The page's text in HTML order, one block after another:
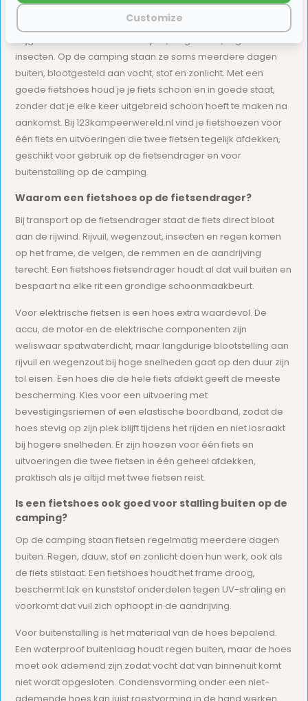
Een fietshoes beschermt je fiets tijdens transport op de
fietsendrager en bij stalling buiten op de camping. Onderweg
krijgen fietsen te maken met rijvuil, wegenzout, regen en
insecten. Op de camping staan ze soms meerdere dagen
buiten, blootgesteld aan vocht, stof en zonlicht. Met een
goede fietshoes houd je je fiets schoon en in goede staat,
zonder dat je elke keer uitgebreid schoon hoeft te maken na
aankomst. Bij 123kampeerwereld.nl vind je fietshoezen voor
één fiets en uitvoeringen die twee fietsen tegelijk afdekken,
geschikt voor gebruik op de fietsendrager en voor
buitenstalling op de camping.
Waarom een fietshoes op de fietsendrager?
Bij transport op de fietsendrager staat de fiets direct bloot
aan de rijwind. Rijvuil, wegenzout, insecten en regen komen
op het frame, de velgen, de remmen en de aandrijving
terecht. Een fietshoes fietsendrager houdt al dat vuil buiten en
bespaart na elke rit een grondige schoonmaakbeurt.
Voor elektrische fietsen is een hoes extra waardevol. De
accu, de motor en de elektrische componenten zijn
weliswaar spatwaterdicht, maar langdurige blootstelling aan
rijvuil en wegenzout bij hoge snelheden gaat op den duur zijn
tol eisen. Een hoes die de hele fiets afdekt geeft de meeste
bescherming. Kies voor een uitvoering met
bevestigingsriemen of een elastische boordband, zodat de
hoes stevig op zijn plek blijft tijdens het rijden en niet losraakt
bij hogere snelheden. Er zijn hoezen voor één fiets en
uitvoeringen die twee fietsen in één geheel afdekken,
praktisch als je altijd met twee fietsen reist.
Is een fietshoes ook goed voor stalling buiten op de
camping?
Op de camping staan fietsen regelmatig meerdere dagen
buiten. Regen, dauw, stof en zonlicht doen hun werk, ook als
de fiets stilstaat. Een fietshoes houdt het frame droog,
beschermt lak en kunststof onderdelen tegen UV-straling en
voorkomt dat vuil zich ophoopt in de aandrijving.
Voor buitenstalling is het materiaal van de hoes bepalend.
Een waterproof buitenlaag houdt regen buiten, maar de hoes
moet ook ademend zijn zodat vocht dat van binnenuit komt
niet wordt opgesloten. Condensvorming onder een niet-
Customize